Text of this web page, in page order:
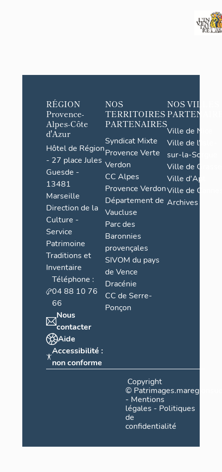
RÉGION
Provence-
Alpes-Côte
d'Azur
Hôtel de Région
- 27 place Jules
Guesde -
13481
Marseille
Direction de la
Culture -
Service
Patrimoine
Traditions et
Inventaire
Téléphone :
04 88 10 76
66
Nous
contacter
Aide
Accessibilité :
non conforme
NOS
TERRITOIRES
PARTENAIRES
Syndicat Mixte
Provence Verte
Verdon
CC Alpes
Provence Verdon
Département de
Vaucluse
Parc des
Baronnies
provençales
SIVOM du pays
de Vence
Dracénie
CC de Serre-
Ponçon
NOS VILLES
Ville de Nice
Ville de l'Isle-
sur-la-Sorgue
Ville de Grasse
Ville d'Apt
Ville de
Archives
Copyright
©
- Mentions
légales - Politiques
de
confidentialité